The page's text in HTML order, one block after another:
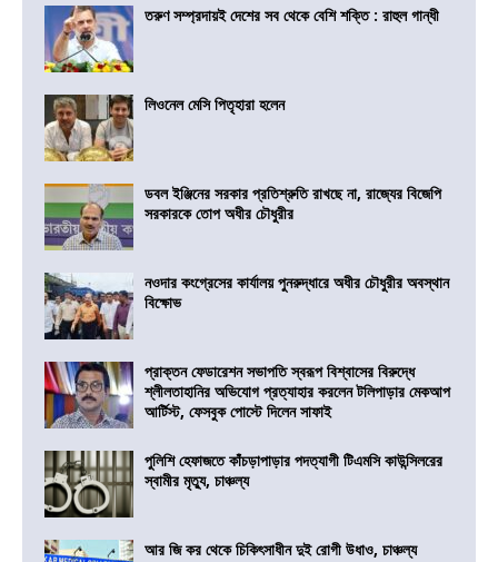
তরুণ সম্প্রদায়ই দেশের সব থেকে বেশি শক্তি : রাহুল গান্ধী
লিওনেল মেসি পিতৃহারা হলেন
ডবল ইঞ্জিনের সরকার প্রতিশ্রুতি রাখছে না, রাজ্যের বিজেপি
সরকারকে তোপ অধীর চৌধুরীর
নওদার কংগ্রেসের কার্যালয় পুনরুদ্ধারে অধীর চৌধুরীর অবস্থান
বিক্ষোভ
প্রাক্তন ফেডারেশন সভাপতি স্বরূপ বিশ্বাসের বিরুদ্ধে
শ্লীলতাহানির অভিযোগ প্রত্যাহার করলেন টলিপাড়ার মেকআপ
আর্টিস্ট, ফেসবুক পোস্টে দিলেন সাফাই
পুলিশি হেফাজতে কাঁচড়াপাড়ার পদত্যাগী টিএমসি কাউন্সিলরের
স্বামীর মৃত্যু, চাঞ্চল্য
আর জি কর থেকে চিকিৎসাধীন দুই রোগী উধাও, চাঞ্চল্য